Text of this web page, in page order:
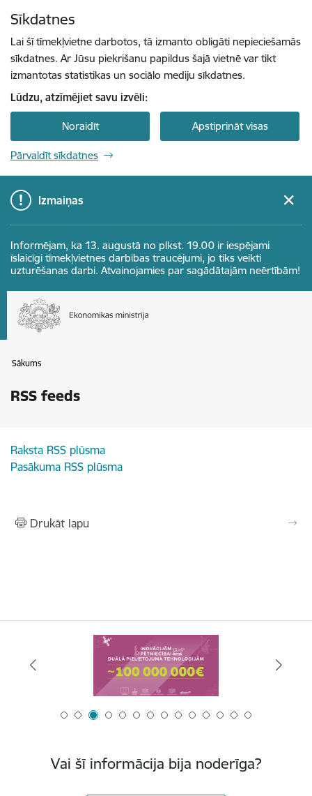
Sīkdatnes
Lai šī tīmekļvietne darbotos, tā izmanto obligāti nepieciešamās
sīkdatnes. Ar Jūsu piekrišanu papildus šajā vietnē var tikt
izmantotas statistikas un sociālo mediju sīkdatnes.
Lūdzu, atzīmējiet savu izvēli:
Noraidīt Apstiprināt visas
Pārvaldīt sīkdatnes
Izmaiņas
Informējam, ka 13. augustā no plkst. 19.00 ir iespējami
īslaicīgi tīmekļvietnes darbības traucējumi, jo tiks veikti
uzturēšanas darbi. Atvainojamies par sagādātajām neērtībām!
Sākums
RSS feeds
Raksta RSS plūsma
Pasākuma RSS plūsma
Drukāt lapu
Vai šī informācija bija noderīga?